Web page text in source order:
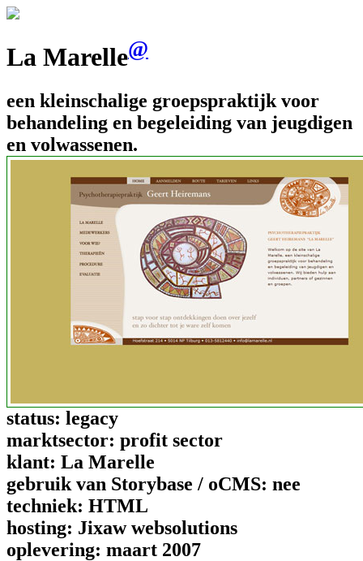
La Marelle@
een kleinschalige groepspraktijk voor
behandeling en begeleiding van jeugdigen
en volwassenen.
status: legacy
marktsector: profit sector
klant: La Marelle
gebruik van Storybase / oCMS: nee
techniek: HTML
hosting: Jixaw websolutions
oplevering: maart 2007